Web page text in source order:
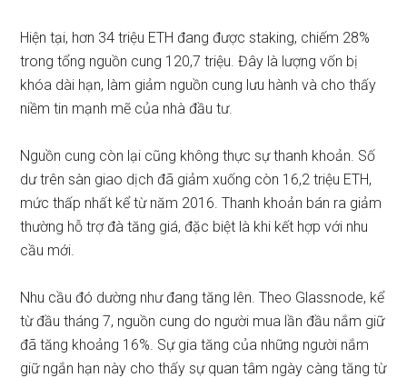
Hiện tại, hơn 34 triệu ETH đang được staking, chiếm 28%
trong tổng nguồn cung 120,7 triệu. Đây là lượng vốn bị
khóa dài hạn, làm giảm nguồn cung lưu hành và cho thấy
niềm tin mạnh mẽ của nhà đầu tư.
Nguồn cung còn lại cũng không thực sự thanh khoản. Số
dư trên sàn giao dịch đã giảm xuống còn 16,2 triệu ETH,
mức thấp nhất kể từ năm 2016. Thanh khoản bán ra giảm
thường hỗ trợ đà tăng giá, đặc biệt là khi kết hợp với nhu
cầu mới.
Nhu cầu đó dường như đang tăng lên. Theo Glassnode, kể
từ đầu tháng 7, nguồn cung do người mua lần đầu nắm giữ
đã tăng khoảng 16%. Sự gia tăng của những người nắm
giữ ngắn hạn này cho thấy sự quan tâm ngày càng tăng từ